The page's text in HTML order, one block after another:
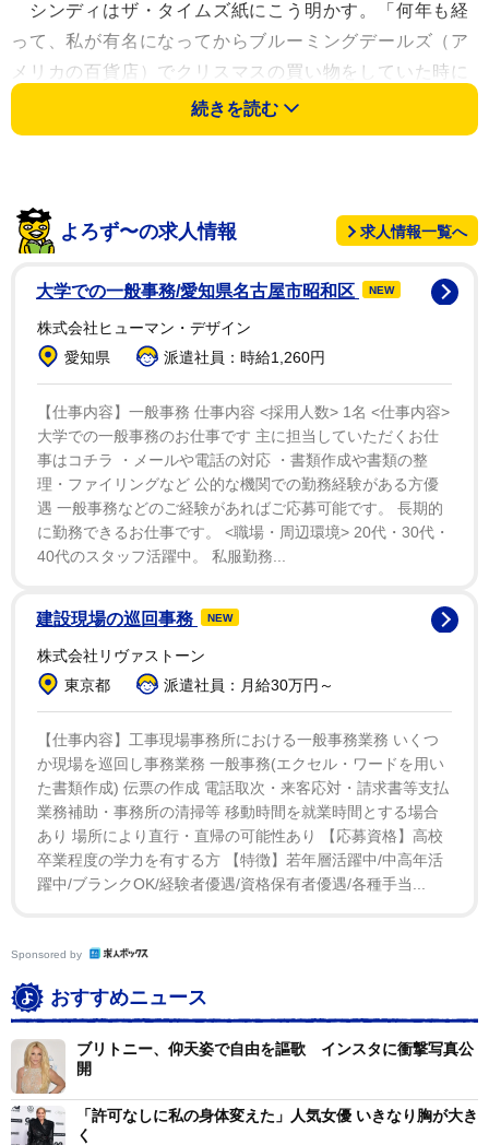
シンディはザ・タイムズ紙にこう明かす。「何年も経
って、私が有名になってからブルーミングデールズ（ア
メリカの百貨店）でクリスマスの買い物をしていた時に
偶然彼に会ったの。彼は『ワオ。シンディ、本当にやっ
たんだね』って。私は何も言わなかった。彼はその後亡
自伝の中でシンディはその男性からの暴行についてこ
う綴っていた。「彼はそれ（アダルトグッズ）を握り、
別の２人が私を掴んできた。私は逃げたけど掴まえら
り、私に使ってきた」「起こっていることが信じられな
かった。逃げ出そうとしたけど、できなかった」「彼の
ガールフレンドとその姉妹から羽交い絞めにされてい
た。大きな女性だった」「ようやく逃れた私は吐き気を
もよおして、男性だけじゃなくて、男性１人と女性２人
にされたことが信じられなかった。その理由が理解でき
なかった」
ている。「私が思ったのは『なぜ？』ということ。そし
て、『力を示そうとしたに違いない』って気づいた。そ
れから彼のガールフレンドになぜ手助けしたのか尋ねた
同事件の後もシンディは、バンド内にいたその男性ミ
ュージシャンと、バンドから追い出されたくないという
理由で仕事を続けたそうで、「私は『本当に？本当に？
ノー、私はどこにも行かない。そんなことにはさせな
い』って。私がわかっていなかったのは、離れることが
ったということをね」と話していた。
続きを読む
よろず〜の求人情報 求人情報一覧へ
大学での一般事務/愛知県名古屋市昭和区 NEW
株式会社ヒューマン・デザイン
愛知県
派遣社員：時給1,260円
【仕事内容】一般事務 仕事内容 <採用人数> 1名 <仕事内容>
大学での一般事務のお仕事です 主に担当していただくお仕
事はコチラ ・メールや電話の対応 ・書類作成や書類の整
理・ファイリングなど 公的な機関での勤務経験がある方優
遇 一般事務などのご経験があればご応募可能です。 長期的
に勤務できるお仕事です。 <職場・周辺環境> 20代・30代・
40代のスタッフ活躍中。 私服勤務...
建設現場の巡回事務 NEW
株式会社リヴァストーン
東京都
派遣社員：月給30万円～
【仕事内容】工事現場事務所における一般事務業務 いくつ
か現場を巡回し事務業務 一般事務(エクセル・ワードを用い
た書類作成) 伝票の作成 電話取次・来客応対・請求書等支払
業務補助・事務所の清掃等 移動時間を就業時間とする場合
あり 場所により直行・直帰の可能性あり 【応募資格】高校
卒業程度の学力を有する方 【特徴】若年層活躍中/中高年活
躍中/ブランクOK/経験者優遇/資格保有者優遇/各種手当...
Sponsored by
おすすめニュース
ブリトニー、仰天姿で自由を謳歌 インスタに衝撃写真公
開
「許可なしに私の身体変えた」人気女優 いきなり胸が大き
く